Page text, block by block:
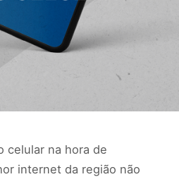
celular na hora de
internet da região não